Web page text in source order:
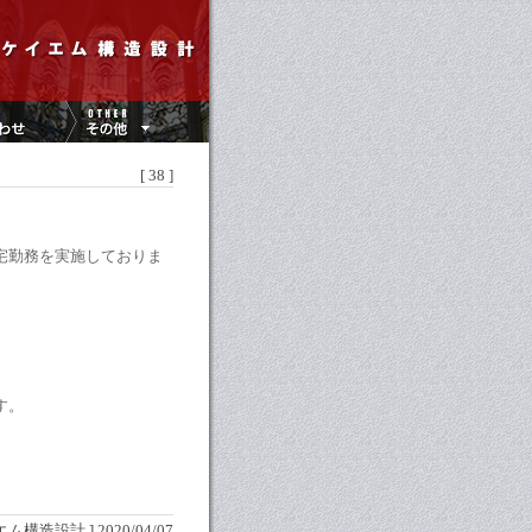
[ 38 ]
務を実施しておりま